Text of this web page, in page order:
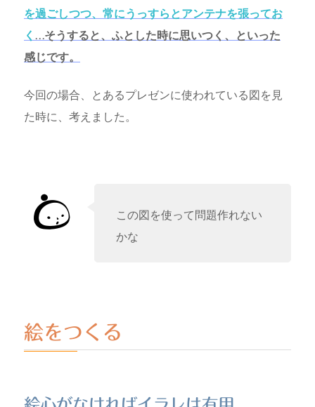
を過ごしつつ、常にうっすらとアンテナを張ってお
く
…そうすると、ふとした時に思いつく、といった
感じです。
今回の場合、とあるプレゼンに使われている図を見
た時に、考えました。
この図を使って問題作れない
かな
絵をつくる